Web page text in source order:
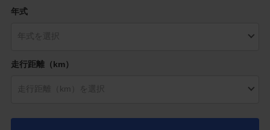
年式
走行距離（km）